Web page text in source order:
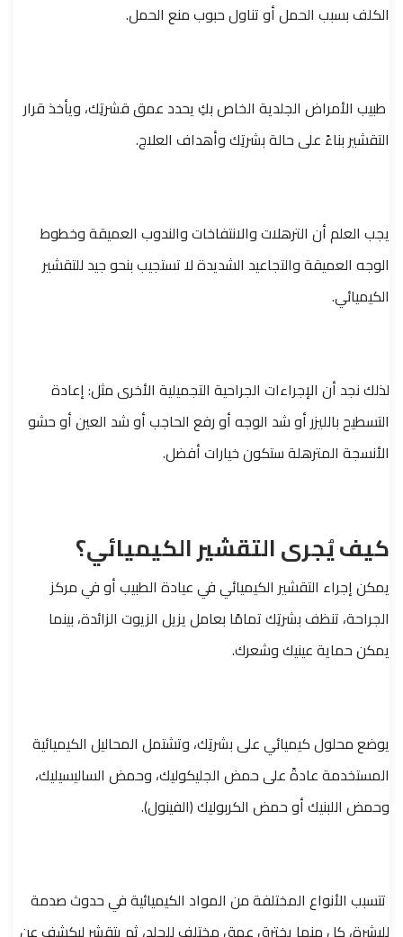
الكلف بسبب الحمل أو تناول حبوب منع الحمل.
طبيب الأمراض الجلدية الخاص بكِ يحدد عمق قشرتِك، ويأخذ قرار
التقشير بناءً على حالة بشرتِك وأهداف العلاج.
يجب العلم أن الترهلات والانتفاخات والندوب العميقة وخطوط
الوجه العميقة والتجاعيد الشديدة لا تستجيب بنحو جيد للتقشير
الكيميائي.
لذلك نجد أن الإجراءات الجراحية التجميلية الأخرى مثل: إعادة
التسطيح بالليزر أو شد الوجه أو رفع الحاجب أو شد العين أو حشو
الأنسجة المترهلة ستكون خيارات أفضل.
كيف يُجرى التقشير الكيميائي؟
يمكن إجراء التقشير الكيميائي في عيادة الطبيب أو في مركز
الجراحة، تنظف بشرتِك تمامًا بعامل يزيل الزيوت الزائدة، بينما
يمكن حماية عينيك وشعرك.
يوضع محلول كيميائي على بشرتِك، وتشتمل المحاليل الكيميائية
المستخدمة عادةً على حمض الجليكوليك، وحمض الساليسيليك،
وحمض اللبنيك أو حمض الكربوليك (الفينول).
تتسبب الأنواع المختلفة من المواد الكيميائية في حدوث صدمة